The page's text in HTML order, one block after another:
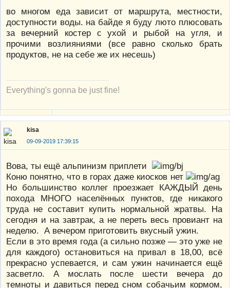
во многом еда зависит от маршрута, местности,
доступности воды. на байде я буду люто плюсовать
за вечерний костер с ухой и рыбой на угля, и
прочими возлияниями (все равно сколько брать
продуктов, не на себе же их несешь)
Everything's gonna be just fine!
kisa
09-09-2019 17:39:15
Вова, ты ещё альпинизм приплети
Коню понятно, что в горах даже киосков нет
Но большинство коллег проезжает КАЖДЫЙ день
похода МНОГО населённых пунктов, где никакого
труда не составит купить нормальной жратвы. На
сегодня и на завтрак, а не переть весь провиант на
неделю. А вечером приготовить вкусный ужин.
Если в это время года (а сильно позже — это уже не
для каждого) остановиться на привал в 18,00, всё
прекрасно успевается, и сам ужин начинается ещё
засветло. А мослать после шести вечера до
темноты и давиться перед сном собачьим кормом,